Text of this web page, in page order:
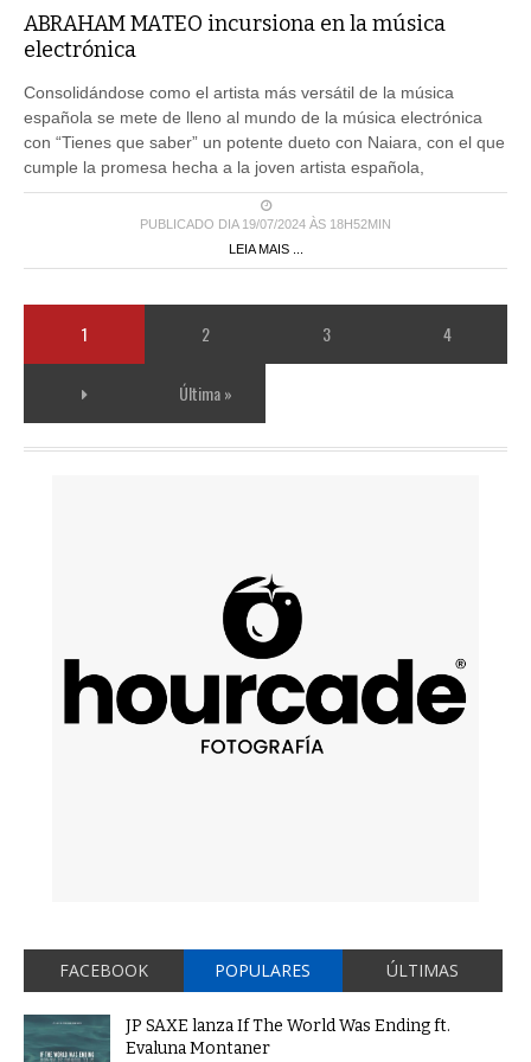
ABRAHAM MATEO incursiona en la música
electrónica
Consolidándose como el artista más versátil de la música
española se mete de lleno al mundo de la música electrónica
con “Tienes que saber” un potente dueto con Naiara, con el que
cumple la promesa hecha a la joven artista española,
PUBLICADO DIA 19/07/2024 ÀS 18H52MIN
LEIA MAIS ...
1 2 3 4
Última »
FACEBOOK POPULARES ÚLTIMAS
JP SAXE lanza If The World Was Ending ft.
Evaluna Montaner